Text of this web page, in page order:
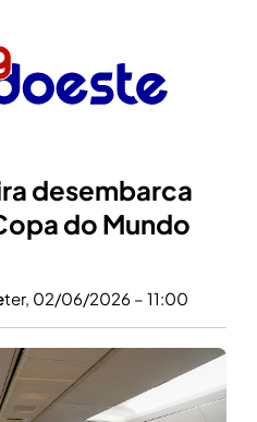
desembarca
do Mundo
ter, 02/06/2026 – 11:00